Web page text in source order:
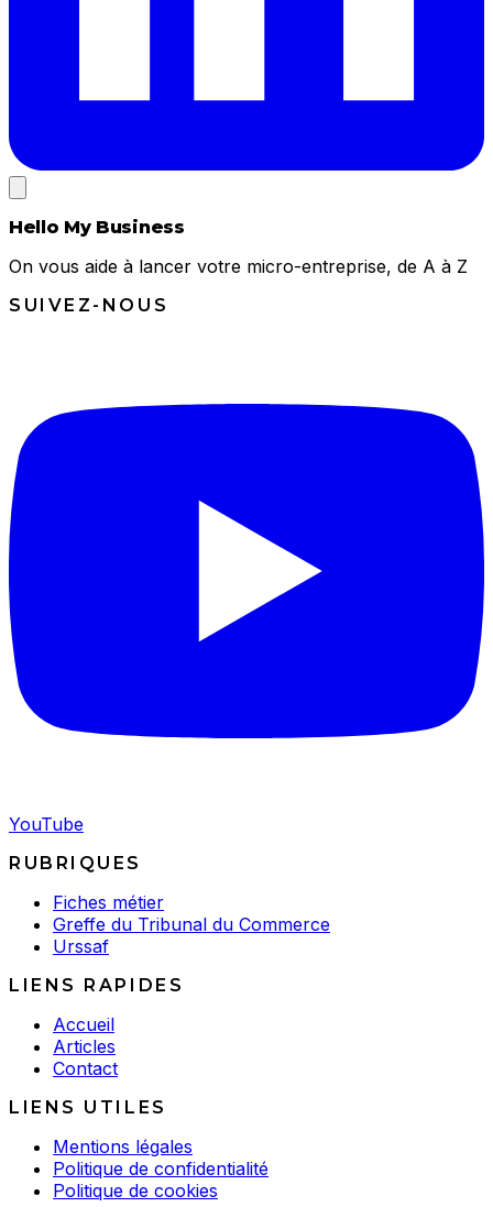
Hello My Business
On vous aide à lancer votre micro-entreprise, de A à Z
SUIVEZ-NOUS
YouTube
RUBRIQUES
Fiches métier
Greffe du Tribunal du Commerce
Urssaf
LIENS RAPIDES
Accueil
Articles
Contact
LIENS UTILES
Mentions légales
Politique de confidentialité
Politique de cookies